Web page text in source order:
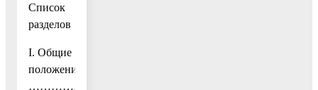
Список
разделов
I. Общие
положения